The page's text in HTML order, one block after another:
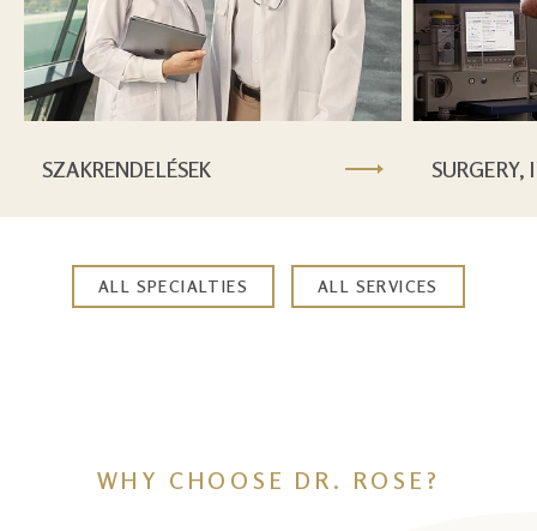
SZAKRENDELÉSEK SURGERY,
ALL SPECIALTIES ALL SERVICES
WHY CHOOSE DR. ROSE?